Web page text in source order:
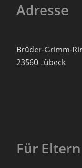
Adresse
Brüder-Grimm-
23560 Lübeck
Für